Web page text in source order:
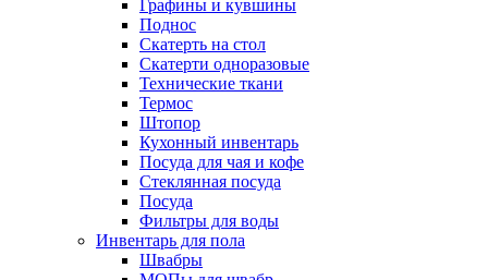
Графины и кувшины
Поднос
Скатерть на стол
Скатерти одноразовые
Технические ткани
Термос
Штопор
Кухонный инвентарь
Посуда для чая и кофе
Стеклянная посуда
Посуда
Фильтры для воды
Инвентарь для пола
Швабры